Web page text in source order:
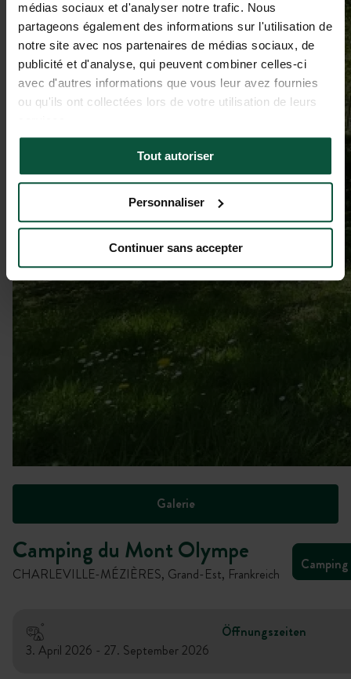
médias sociaux et d'analyser notre trafic. Nous
partageons également des informations sur l'utilisation de
notre site avec nos partenaires de médias sociaux, de
publicité et d'analyse, qui peuvent combiner celles-ci
avec d'autres informations que vous leur avez fournies
ou qu'ils ont collectées lors de votre utilisation de leurs
Tout autoriser
Personnaliser
Continuer sans accepter
Galerie
Camping du Mont Olympe
CHARLEVILLE-MÉZIÈRES, Grand-Est, Frankreich
Öffnungszeiten
3. April 2026 - 27. September 2026